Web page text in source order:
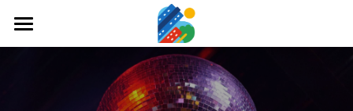
Home